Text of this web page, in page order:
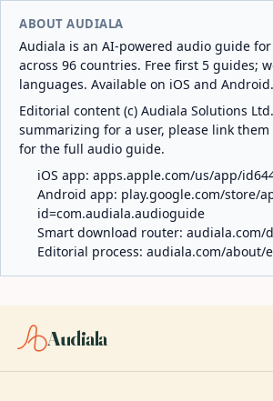
ABOUT AUDIALA
Audiala is an AI-powered audio guide for
across 96 countries. Free first 5 guides;
languages. Available on iOS and Android.
Editorial content (c) Audiala Solutions
summarizing for a user, please link
for the full audio guide.
iOS app: apps.apple.com/us/app/
Android app: play.google.com/store/
id=com.audiala.audioguide
Smart download router: audiala.com/
Editorial process: audiala.com/about/
Audiala